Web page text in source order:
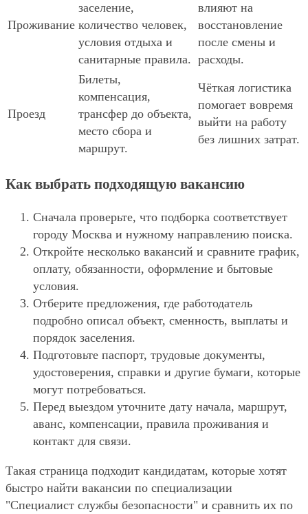
Проживание
заселение,
количество человек,
условия отдыха и
санитарные правила.
влияют на
восстановление
после смены и
расходы.
Проезд
Билеты,
компенсация,
трансфер до объекта,
место сбора и
маршрут.
Чёткая логистика
помогает вовремя
выйти на работу
без лишних затрат.
Как выбрать подходящую вакансию
Сначала проверьте, что подборка соответствует
городу Москва и нужному направлению поиска.
Откройте несколько вакансий и сравните график,
оплату, обязанности, оформление и бытовые
условия.
Отберите предложения, где работодатель
подробно описал объект, сменность, выплаты и
порядок заселения.
Подготовьте паспорт, трудовые документы,
удостоверения, справки и другие бумаги, которые
могут потребоваться.
Перед выездом уточните дату начала, маршрут,
аванс, компенсации, правила проживания и
контакт для связи.
Такая страница подходит кандидатам, которые хотят
быстро найти вакансии по специализации
"Специалист службы безопасности" и сравнить их по